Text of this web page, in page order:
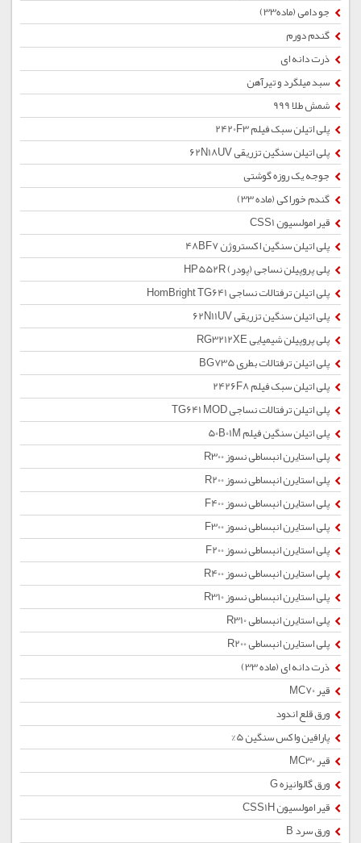
جو دامی (ماده33)
گندم دورم
ذرت دانه ای
سبد میلگرد و تیرآهن
شمش طلا 999
پلی اتیلن سبک فیلم 2420F3
پلی اتیلن سنگین تزریقی 62N18UV
جوجه یک روزه گوشتی
گندم خوراکی (ماده 33)
قیر امولسیون CSS1
پلی اتیلن سنگین اکستروژن 48BF7
پلی پروپیلن نساجی (پودر) HP552R
پلی اتیلن ترفتالات نساجی HomBright TG641
پلی اتیلن سنگین تزریقی 62N11UV
پلی پروپیلن شیمیایی RG3212XE
پلی اتیلن ترفتالات بطری BG735
پلی اتیلن سبک فیلم 2426F8
پلی اتیلن ترفتالات نساجی TG641 MOD
پلی اتیلن سنگین فیلم 50B01M
پلی استایرن انبساطی نسوز R300
پلی استایرن انبساطی نسوز R200
پلی استایرن انبساطی نسوز F400
پلی استایرن انبساطی نسوز F300
پلی استایرن انبساطی نسوز F200
پلی استایرن انبساطی نسوز R400
پلی استایرن انبساطی نسوز R310
پلی استایرن انبساطی R310
پلی استایرن انبساطی R200
ذرت دانه ای (ماده 33)
قیر MC70
ورق قلع اندود
پارافین واکس سنگین 5%
قیر MC30
ورق گالوانیزه G
قیر امولسیون CSS1H
ورق سرد B